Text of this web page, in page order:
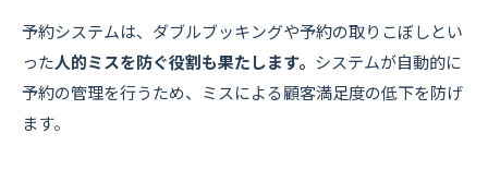
予約システムは、ダブルブッキングや予約の取りこぼしとい
った人的ミスを防ぐ役割も果たします。 システムが自動的に
予約の管理を行うため、ミスによる顧客満足度の低下を防げ
ます。